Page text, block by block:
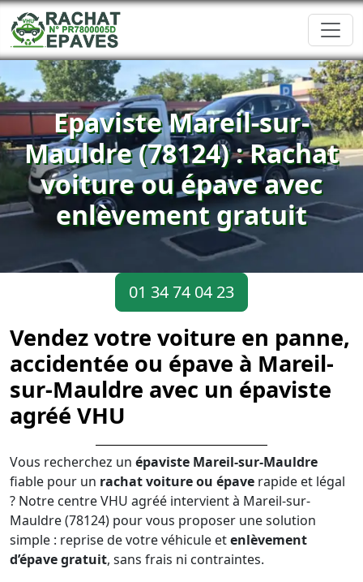
Epaviste Mareil-sur-
Mauldre (78124) : Rachat
voiture ou épave avec
enlèvement gratuit
01 34 74 04 23
Vendez votre voiture en panne,
accidentée ou épave à Mareil-
sur-Mauldre avec un épaviste
agréé VHU
Vous recherchez un épaviste Mareil-sur-Mauldre
fiable pour un rachat voiture ou épave rapide et légal
? Notre centre VHU agréé intervient à Mareil-sur-
Mauldre (78124) pour vous proposer une solution
simple : reprise de votre véhicule etenlèvement
d’épave gratuit, sans frais ni contraintes.